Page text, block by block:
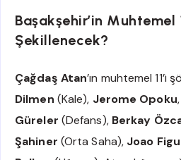
Başakşehir’in Muhtemel
Şekillenecek?
Çağdaş Atan’ın muhtemel 11’i
Dilmen (Kale), Jerome Opoku,
Güreler (Defans), Berkay
Şahiner (Orta Saha), Joao